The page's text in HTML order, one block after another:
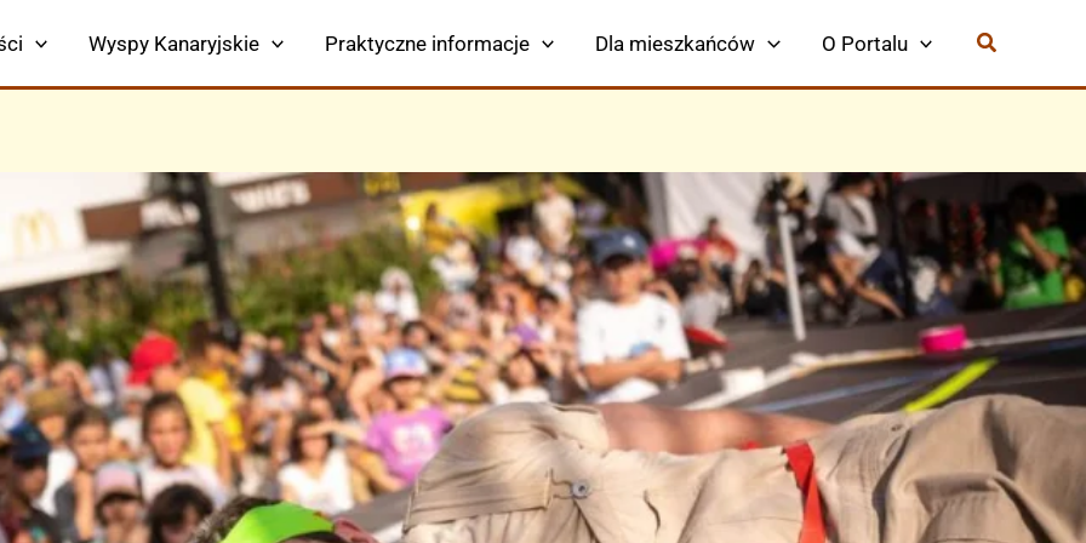
Wyspy Kanaryjskie Praktyczne informacje Dla mieszkańców O Portalu